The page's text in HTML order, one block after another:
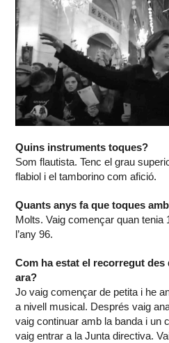
Quins instruments toques?
Som flautista. Tenc el grau
flabiol i el tamborino com afició.
Quants anys fa que toques
Molts. Vaig començar quan
l’any 96.
Com ha estat el recorregut
ara?
Jo vaig començar de petita i he
a nivell musical. Després vaig
vaig continuar amb la banda i un
vaig entrar a la Junta directiva.